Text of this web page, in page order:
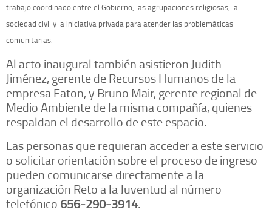
trabajo coordinado entre el Gobierno, las agrupaciones religiosas, la
sociedad civil y la iniciativa privada para atender las problemáticas
comunitarias.
Al acto inaugural también asistieron Judith
Jiménez, gerente de Recursos Humanos de la
empresa Eaton, y Bruno Mair, gerente regional de
Medio Ambiente de la misma compañía, quienes
respaldan el desarrollo de este espacio.
Las personas que requieran acceder a este servicio
o solicitar orientación sobre el proceso de ingreso
pueden comunicarse directamente a la
organización Reto a la Juventud al número
telefónico 656-290-3914.